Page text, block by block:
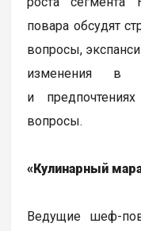
повара обсудят
вопросы,
изменения в
и
вопросы.
«Кулинарный
Ведущие шеф-